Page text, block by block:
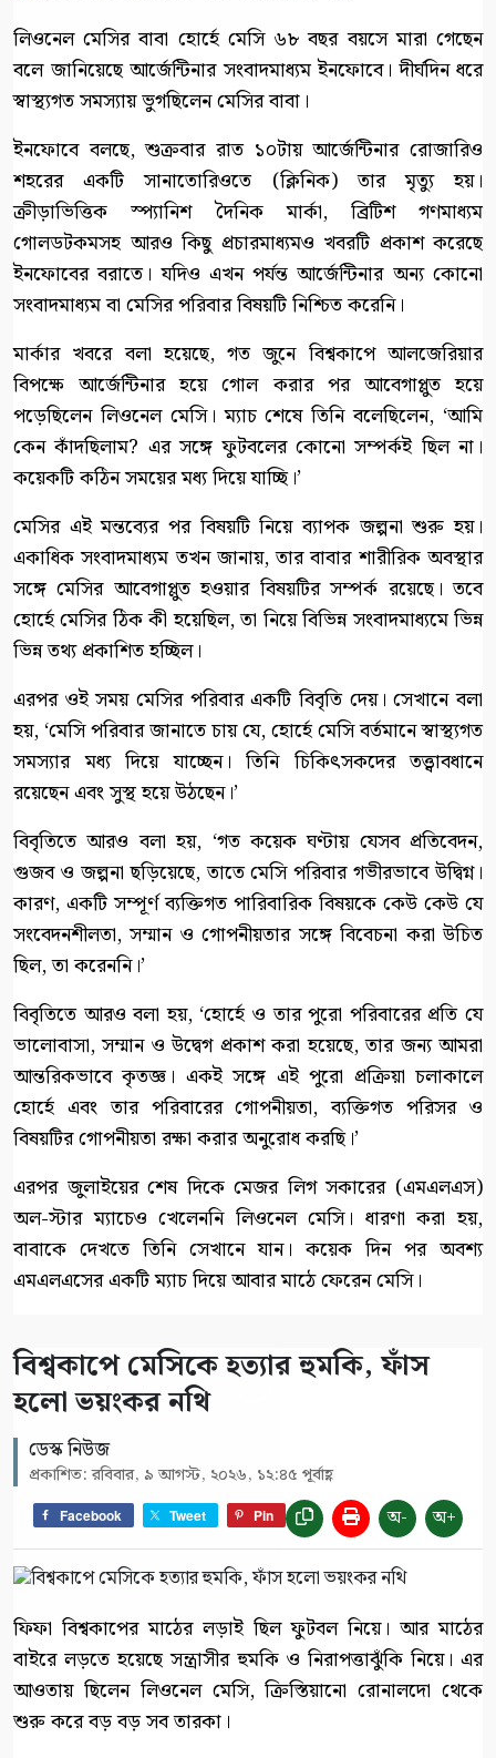
লিওনেল মেসির বাবা হোর্হে মেসি ৬৮ বছর বয়সে মারা গেছেন
বলে জানিয়েছে আর্জেন্টিনার সংবাদমাধ্যম ইনফোবে। দীর্ঘদিন ধরে
স্বাস্থ্যগত সমস্যায় ভুগছিলেন মেসির বাবা।
ইনফোবে বলছে, শুক্রবার রাত ১০টায় আর্জেন্টিনার রোজারিও
শহরের একটি সানাতোরিওতে (ক্লিনিক) তার মৃত্যু হয়।
ক্রীড়াভিত্তিক স্প্যানিশ দৈনিক মার্কা, ব্রিটিশ গণমাধ্যম
গোলডটকমসহ আরও কিছু প্রচারমাধ্যমও খবরটি প্রকাশ করেছে
ইনফোবের বরাতে। যদিও এখন পর্যন্ত আর্জেন্টিনার অন্য কোনো
সংবাদমাধ্যম বা মেসির পরিবার বিষয়টি নিশ্চিত করেনি।
মার্কার খবরে বলা হয়েছে, গত জুনে বিশ্বকাপে আলজেরিয়ার
বিপক্ষে আর্জেন্টিনার হয়ে গোল করার পর আবেগাপ্লুত হয়ে
পড়েছিলেন লিওনেল মেসি। ম্যাচ শেষে তিনি বলেছিলেন, ‘আমি
কেন কাঁদছিলাম? এর সঙ্গে ফুটবলের কোনো সম্পর্কই ছিল না।
কয়েকটি কঠিন সময়ের মধ্য দিয়ে যাচ্ছি।’
মেসির এই মন্তব্যের পর বিষয়টি নিয়ে ব্যাপক জল্পনা শুরু হয়।
একাধিক সংবাদমাধ্যম তখন জানায়, তার বাবার শারীরিক অবস্থার
সঙ্গে মেসির আবেগাপ্লুত হওয়ার বিষয়টির সম্পর্ক রয়েছে। তবে
হোর্হে মেসির ঠিক কী হয়েছিল, তা নিয়ে বিভিন্ন সংবাদমাধ্যমে ভিন্ন
ভিন্ন তথ্য প্রকাশিত হচ্ছিল।
এরপর ওই সময় মেসির পরিবার একটি বিবৃতি দেয়। সেখানে বলা
হয়, ‘মেসি পরিবার জানাতে চায় যে, হোর্হে মেসি বর্তমানে স্বাস্থ্যগত
সমস্যার মধ্য দিয়ে যাচ্ছেন। তিনি চিকিৎসকদের তত্ত্বাবধানে
রয়েছেন এবং সুস্থ হয়ে উঠছেন।’
বিবৃতিতে আরও বলা হয়, ‘গত কয়েক ঘণ্টায় যেসব প্রতিবেদন,
গুজব ও জল্পনা ছড়িয়েছে, তাতে মেসি পরিবার গভীরভাবে উদ্বিগ্ন।
কারণ, একটি সম্পূর্ণ ব্যক্তিগত পারিবারিক বিষয়কে কেউ কেউ যে
সংবেদনশীলতা, সম্মান ও গোপনীয়তার সঙ্গে বিবেচনা করা উচিত
ছিল, তা করেননি।’
বিবৃতিতে আরও বলা হয়, ‘হোর্হে ও তার পুরো পরিবারের প্রতি যে
ভালোবাসা, সম্মান ও উদ্বেগ প্রকাশ করা হয়েছে, তার জন্য আমরা
আন্তরিকভাবে কৃতজ্ঞ। একই সঙ্গে এই পুরো প্রক্রিয়া চলাকালে
হোর্হে এবং তার পরিবারের গোপনীয়তা, ব্যক্তিগত পরিসর ও
বিষয়টির গোপনীয়তা রক্ষা করার অনুরোধ করছি।’
এরপর জুলাইয়ের শেষ দিকে মেজর লিগ সকারের (এমএলএস)
অল-স্টার ম্যাচেও খেলেননি লিওনেল মেসি। ধারণা করা হয়,
বাবাকে দেখতে তিনি সেখানে যান। কয়েক দিন পর অবশ্য
এমএলএসের একটি ম্যাচ দিয়ে আবার মাঠে ফেরেন মেসি।
বিশ্বকাপে মেসিকে হত্যার হুমকি, ফাঁস
হলো ভয়ংকর নথি
ডেস্ক নিউজ
প্রকাশিত: রবিবার, ৯ আগস্ট, ২০২৬, ১২:৪৫ পূর্বাহ্ণ
Facebook Tweet Pin অ- অ+
ফিফা বিশ্বকাপের মাঠের লড়াই ছিল ফুটবল নিয়ে। আর মাঠের
বাইরে লড়তে হয়েছে সন্ত্রাসীর হুমকি ও নিরাপত্তাঝুঁকি নিয়ে। এর
আওতায় ছিলেন লিওনেল মেসি, ক্রিস্তিয়ানো রোনালদো থেকে
শুরু করে বড় বড় সব তারকা।